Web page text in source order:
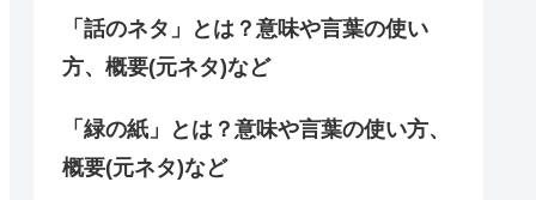
「話のネタ」とは？意味や言葉の使い
方、概要(元ネタ)など
「緑の紙」とは？意味や言葉の使い方、
概要(元ネタ)など